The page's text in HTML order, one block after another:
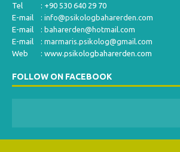
Tel : +90 530 640 29 70
E-mail : info@psikologbaharerden.com
E-mail : baharerden@hotmail.com
E-mail : marmaris.psikolog@gmail.com
Web : www.psikologbaharerden.com
FOLLOW ON FACEBOOK